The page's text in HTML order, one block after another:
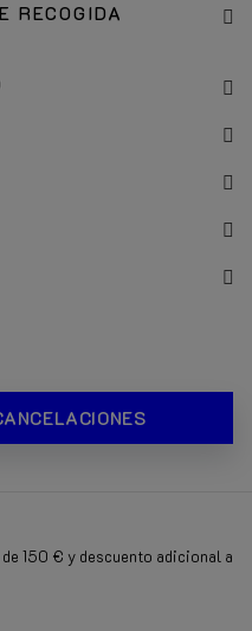
RECOGIDA
150 € y descuento adicional a